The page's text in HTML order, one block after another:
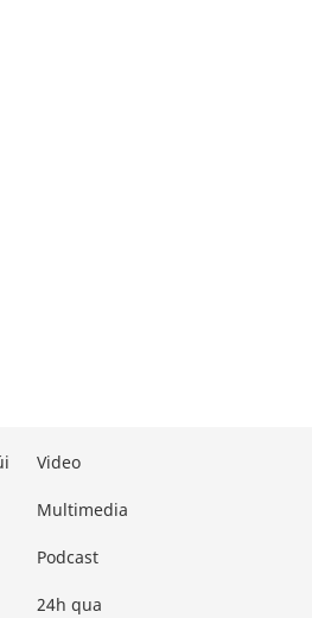
Video
Multimedia
Podcast
24h qua